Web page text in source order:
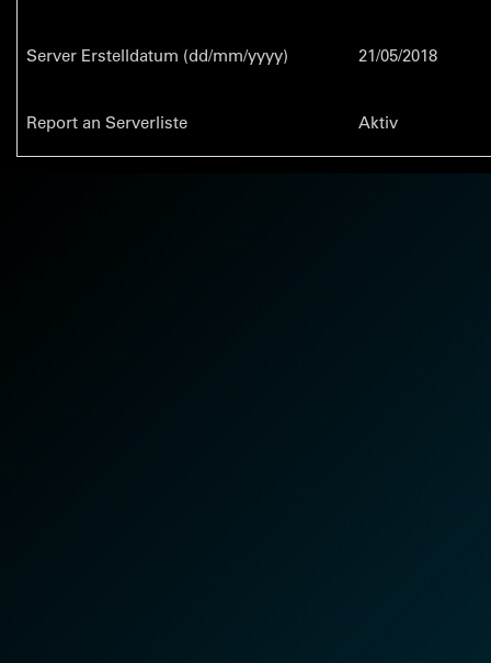
Server Erstelldatum (dd/mm/yyyy) 21/05/2018
Report an Serverliste Aktiv